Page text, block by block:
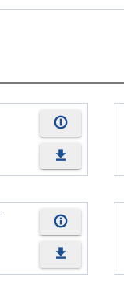
info_outline
file_download
info_outline
file_download